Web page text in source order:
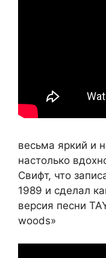
весьма яркий и
настолько
Свифт, что
1989 и сделал
версия песни
woods»